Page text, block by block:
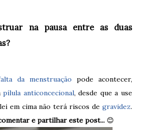
na pausa entre as duas
da menstruação pode acontecer,
pílula anticoncecional, desde que a use
em cima não terá riscos de gravidez.
e partilhar este post... 😊